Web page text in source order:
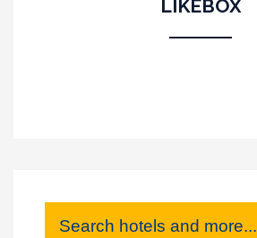
LIKEBOX
Search hotels and more...